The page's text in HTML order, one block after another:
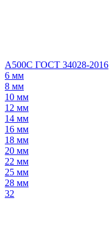
А500С ГОСТ 34028-2016
6 мм
8 мм
10 мм
12 мм
14 мм
16 мм
18 мм
20 мм
22 мм
25 мм
28 мм
32